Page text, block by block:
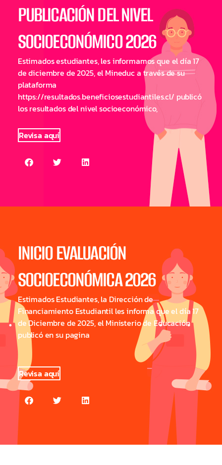
PUBLICACIÓN DEL NIVEL
SOCIOECONÓMICO 2026
Estimados estudiantes, les informamos que el día 17
de diciembre de 2025, el Mineduc a través de su
plataforma
https://resultados.beneficiosestudiantiles.cl/ publicó
los resultados del nivel socioeconómico,
Revisa aquí
INICIO EVALUACIÓN
SOCIOECONÓMICA 2026
Estimados Estudiantes, la Dirección de
Financiamiento Estudiantil les informa que el día 17
de Diciembre de 2025, el Ministerio de Educación
publicó en su pagina
Revisa aquí